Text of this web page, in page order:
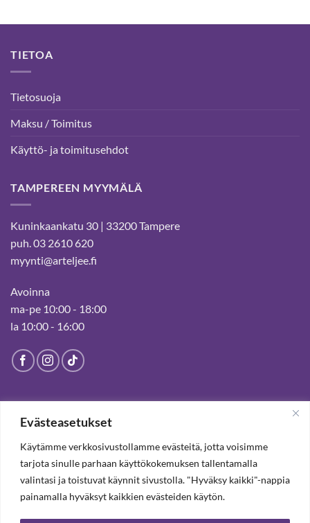
Evästeasetukset
Käytämme verkkosivustollamme evästeitä, jotta voisimme
tarjota sinulle parhaan käyttökokemuksen tallentamalla
valintasi ja toistuvat käynnit sivustolla. "Hyväksy kaikki"-nappia
painamalla hyväksyt kaikkien evästeiden käytön.
TIETOA
Tietosuoja
Maksu / Toimitus
Käyttö- ja toimitusehdot
TAMPEREEN MYYMÄLÄ
Kuninkaankatu 30 | 33200 Tampere
puh. 03 2610 620
myynti@arteljee.fi
Avoinna
ma-pe 10:00 - 18:00
la 10:00 - 16:00
Suljettu pysyvästi 19.7.2025 alkaen
TILAA UUTISKIRJE, SAAT 20% ALENNUKSEN